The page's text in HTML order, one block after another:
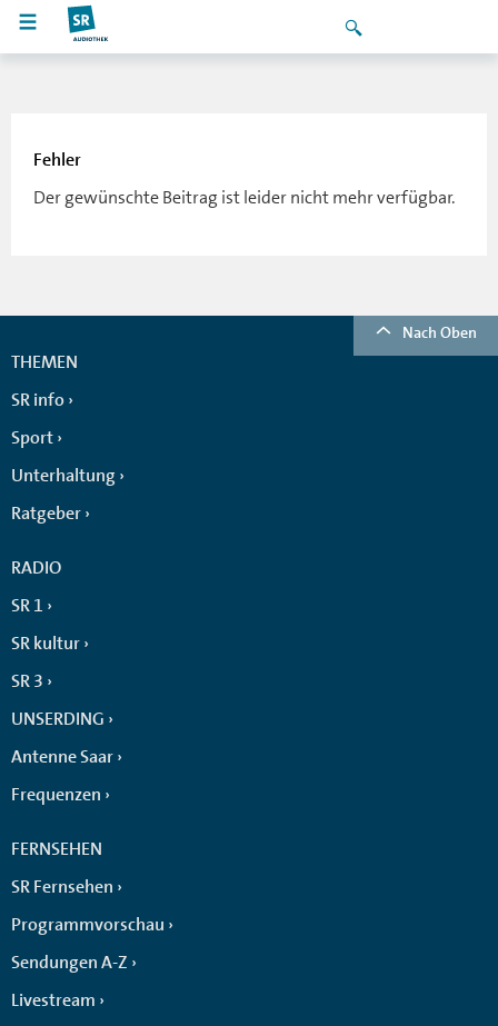
Fehler
Der gewünschte Beitrag ist leider nicht mehr verfügbar.
Nach Oben
THEMEN
SR info
Sport
Unterhaltung
Ratgeber
RADIO
SR 1
SR kultur
SR 3
UNSERDING
Antenne Saar
Frequenzen
FERNSEHEN
SR Fernsehen
Programmvorschau
Sendungen A-Z
Livestream